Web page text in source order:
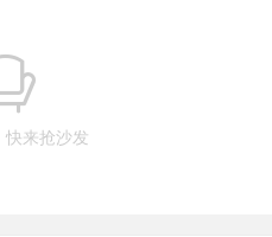
快来抢沙发